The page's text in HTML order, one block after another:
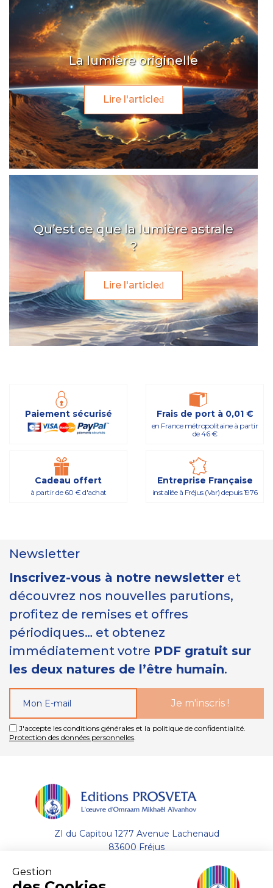
Gestion
La lumière originelle
Lire l'article
Qu’est ce que la lumière astrale
?
Lire l'article
Paiement sécurisé Frais de port à 0,01 €
en France métropolitaine à partir
de 46 €
Cadeau offert
à partir de 60 € d'achat
Entreprise Française
installée à Fréjus (Var) depuis 1976
Newsletter
Inscrivez-vous à notre newsletter et
découvrez nos nouvelles parutions,
profitez de remises et offres
périodiques… et obtenez
immédiatement votre PDF gratuit sur
les deux natures de l’être humain.
J'accepte les conditions générales et la politique de confidentialité.
Protection des données personnelles
ZI du Capitou 1277 Avenue Lachenaud
83600 Fréjus